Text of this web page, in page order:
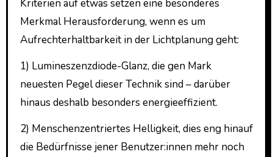
Kriterien auf etwas setzen eine besonderes
Merkmal Herausforderung, wenn es um
Aufrechterhaltbarkeit in der Lichtplanung geht:
1) Lumineszenzdiode-Glanz, die gen Mark
neuesten Pegel dieser Technik sind – darüber
hinaus deshalb besonders energieeffizient.
2) Menschenzentriertes Helligkeit, dies eng hinauf
die Bedürfnisse jener Benutzer:innen mehr noch